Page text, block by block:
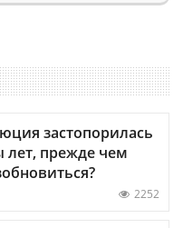
застопорилась
прежде чем
2252